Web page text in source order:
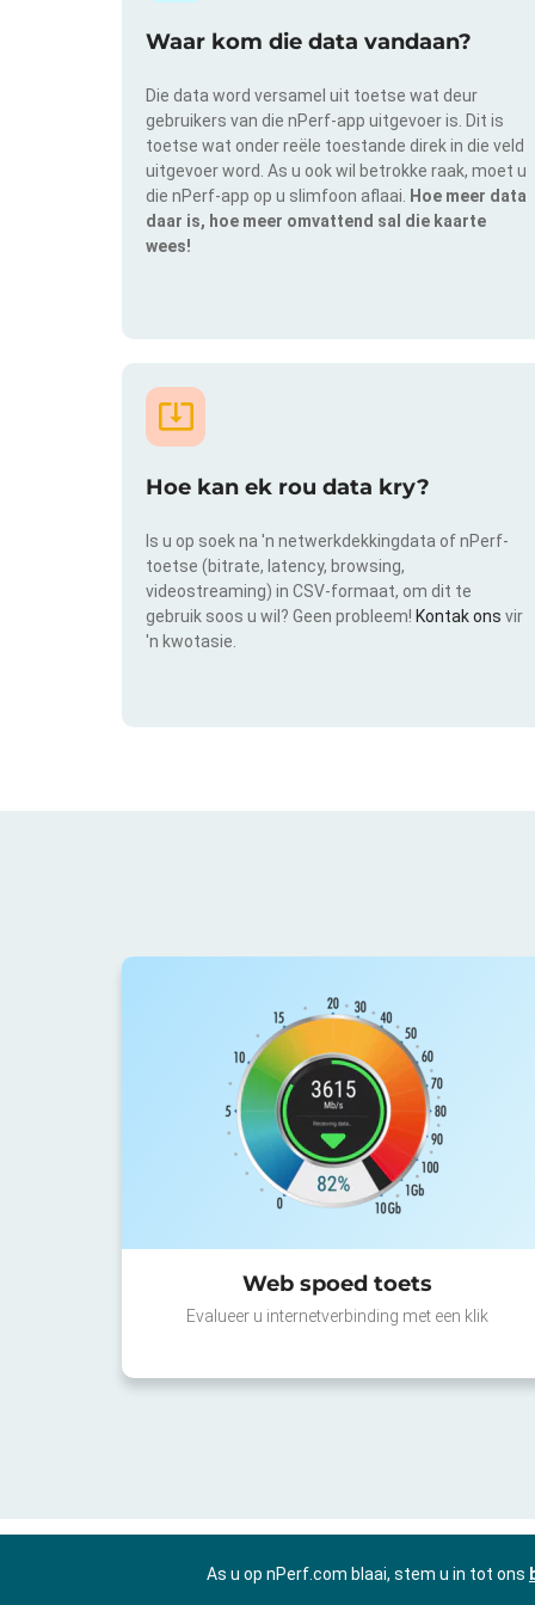
Waar kom die data vandaan?
Die data word versamel uit toetse wat deur
gebruikers van die nPerf-app uitgevoer is. Dit is
toetse wat onder reële toestande direk in die veld
uitgevoer word. As u ook wil betrokke raak, moet u
die nPerf-app op u slimfoon aflaai.
Hoe meer data
daar is, hoe meer omvattend sal die kaarte
wees!
Hoe kan ek rou data kry?
Is u op soek na 'n netwerkdekkingdata of nPerf-
toetse (bitrate, latency, browsing,
videostreaming) in CSV-formaat, om dit te
gebruik soos u wil? Geen probleem! Kontak ons vir
'n kwotasie.
Web spoed toets
Evalueer u internetverbinding met een klik
As u op nPerf.com blaai, stem u in tot ons